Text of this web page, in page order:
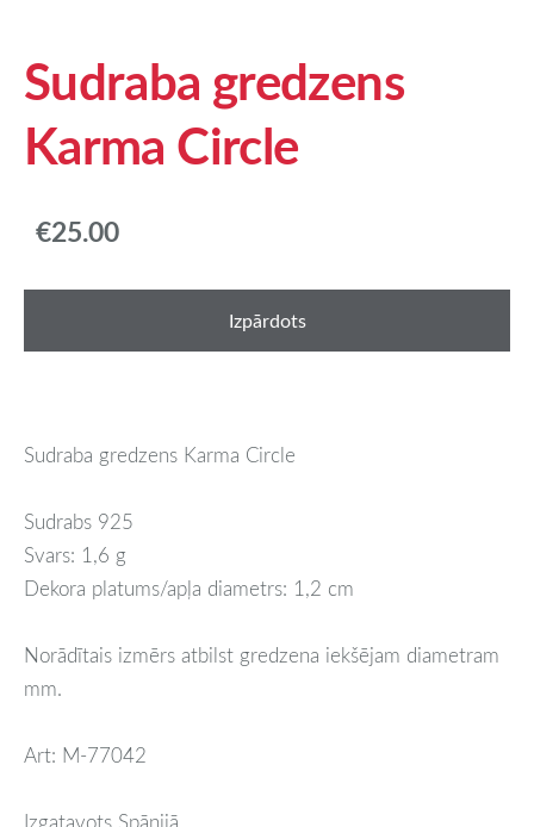
Sudraba gredzens
Karma Circle
€25.00
Izpārdots
Sudraba gredzens Karma Circle
Sudrabs 925
Svars: 1,6 g
Dekora platums/apļa diametrs: 1,2 cm
Norādītais izmērs atbilst gredzena iekšējam diametram
mm.
Art: M-77042